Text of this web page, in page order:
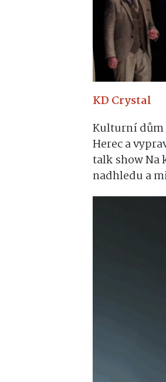
KD Crystal
Kulturní dům
Herec a
talk show Na
nadhledu a